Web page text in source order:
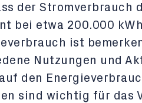
der Stromverbrauch
bei etwa 200.000
ist
Nutzungen und
den
sind wichtig für das